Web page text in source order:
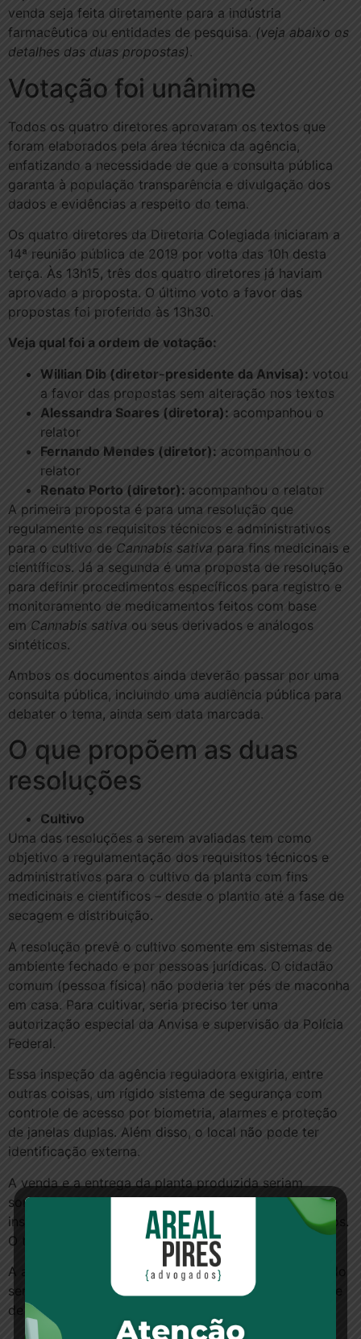
venda seja feita diretamente para a indústria
farmacêutica ou entidades de pesquisa. (veja abaixo os
detalhes das duas propostas).
Votação foi unânime
Todos os quatro diretores aprovaram os textos que
foram elaborados pela área técnica da agência,
enfatizando a necessidade de que a consulta pública
garanta à população transparência e divulgação dos
dados e evidências a respeito do tema.
Os quatro diretores da Diretoria Colegiada iniciaram a
14ª reunião pública de 2019 por volta das 10h desta
terça. Às 13h15, três dos quatro diretores já haviam
aprovado a proposta. O último voto a favor das
propostas foi proferido às 13h30.
Veja qual foi a ordem de votação:
Willian Dib (diretor-presidente da Anvisa): votou
a favor das propostas sem alteração nos textos
Alessandra Soares (diretora): acompanhou o
relator
Fernando Mendes (diretor): acompanhou o
relator
Renato Porto (diretor): acompanhou o relator
A primeira proposta é para uma resolução que
regulamente os requisitos técnicos e administrativos
para o cultivo de Cannabis sativa para fins medicinais e
científicos. Já a segunda é uma proposta de resolução
para definir procedimentos específicos para registro e
monitoramento de medicamentos feitos com base
em Cannabis sativa ou seus derivados e análogos
sintéticos.
Ambos os documentos ainda deverão passar por uma
consulta pública, incluindo uma audiência pública para
debater o tema, ainda sem data marcada.
O que propõem as duas
resoluções
Cultivo
Uma das resoluções a serem avaliadas tem como
objetivo a regulamentação dos requisitos técnicos e
administrativos para o cultivo da planta com fins
medicinais e científicos – desde o plantio até a fase de
secagem e distribuição.
A resolução prevê o cultivo somente em sistemas de
ambiente fechado e por pessoas jurídicas. O cidadão
comum (pessoa física) não poderia ter pés de maconha
em casa. Para cultivar, seria preciso ter uma
autorização especial da Anvisa e supervisão da Polícia
Federal.
Essa inspeção da agência reguladora exigiria, entre
outras coisas, um rígido sistema de segurança com
controle de acesso por biometria, alarmes e proteção
de janelas duplas. Além disso, o local não pode ter
identificação externa.
A venda e a entrega da planta produzida seriam
somente para instituições de pesquisa, fabricantes de
insumos farmacêuticos e fabricantes de medicamentos.
O transporte teria de ser feito em veículos especiais.
A autorização para cultivo valeria por 2 anos, podendo
ser renovada, e haveria uma cota de cultivo e controle
de estoques e de liberação do produto.